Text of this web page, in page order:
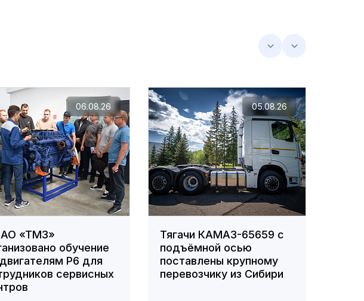
«ТМЗ»
обучение
Р6 для
сервисных
06.08.26
Тягачи КАМАЗ-65659 с
подъёмной осью
поставлены крупному
перевозчику из Сибири
05.08.26